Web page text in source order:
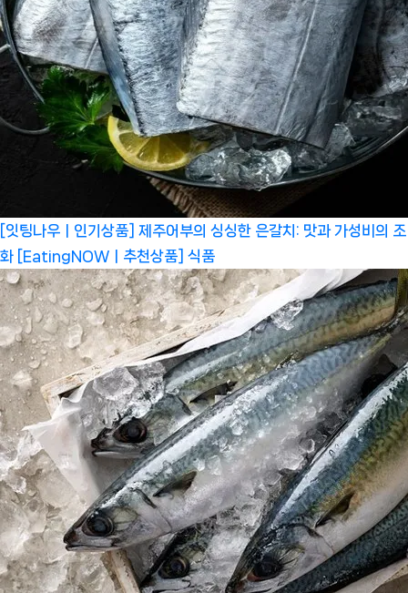
[잇팅나우ㅣ인기상품] 제주어부의 싱싱한 은갈치: 맛과 가성비의 조
화 [EatingNOWㅣ추천상품] 식품